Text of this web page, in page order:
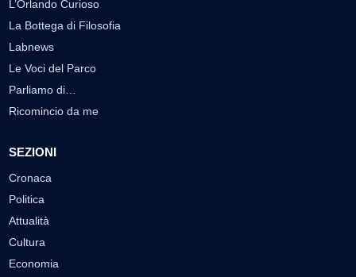
L’Orlando Curioso
La Bottega di Filosofia
Labnews
Le Voci del Parco
Parliamo di…
Ricomincio da me
SEZIONI
Cronaca
Politica
Attualità
Cultura
Economia